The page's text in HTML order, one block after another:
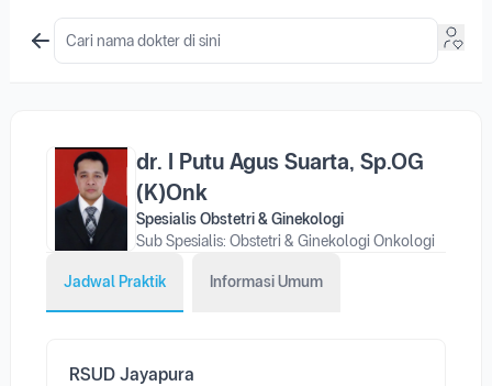
dr. I Putu Agus Suarta, Sp.OG
(K)Onk
Spesialis Obstetri & Ginekologi
Sub Spesialis: Obstetri & Ginekologi Onkologi
Jadwal Praktik Informasi Umum
RSUD Jayapura